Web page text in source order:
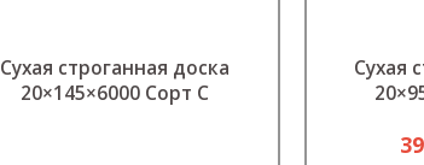
Сухая строганная доска
20×145×6000 Сорт С
Сухая